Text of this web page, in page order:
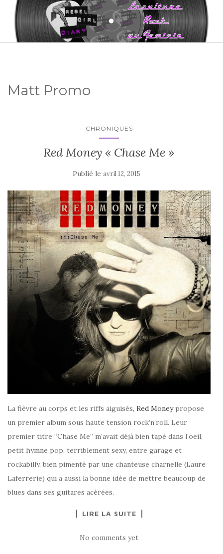
Matt Promo
CHRONIQUES
Red Money « Chase Me »
Publié le avril 12, 2015
La fièvre au corps et les riffs aiguisés, Red Moneypropose
un premier album sous haute tension rock’n’roll. Leur
premier titre “Chase Me” m’avait déjà bien tapé dans l’oeil,
petit hymne pop, terriblement sexy, entre garage et
rockabilly, bien pimenté par une chanteuse charnelle (Laure
Laferrerie) qui a aussi la bonne idée de mettre beaucoup de
blues dans ses guitares acérées.
LIRE LA SUITE
No comments yet